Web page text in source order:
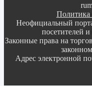
Политика
Неофициальный
посетителей
Законные права на
Адрес электронной